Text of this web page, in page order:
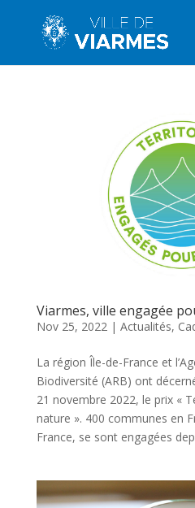
Viarmes, ville engagée
Nov 25, 2022| Actualités,
La région Île-de-France et
Biodiversité (ARB) ont
21 novembre 2022, le prix «
nature ». 400 communes en
France, se sont engagées